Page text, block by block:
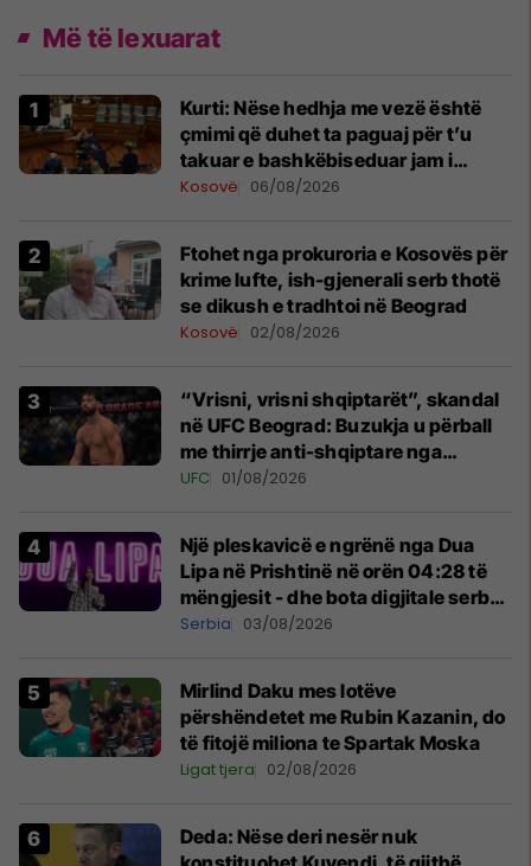
Më të lexuarat
Kurti: Nëse hedhja me vezë është
çmimi që duhet ta paguaj për t’u
takuar e bashkëbiseduar jam i
lumtur ta bëj këtë
Kosovë 06/08/2026
Ftohet nga prokuroria e Kosovës për
krime lufte, ish-gjenerali serb thotë
se dikush e tradhtoi në Beograd
Kosovë 02/08/2026
“Vrisni, vrisni shqiptarët”, skandal
në UFC Beograd: Buzukja u përball
me thirrje anti-shqiptare nga
tribunat
UFC 01/08/2026
Një pleskavicë e ngrënë nga Dua
Lipa në Prishtinë në orën 04:28 të
mëngjesit - dhe bota digjitale serbe
shpall gjendjen e luftës
Serbia 03/08/2026
Mirlind Daku mes lotëve
përshëndetet me Rubin Kazanin, do
të fitojë miliona te Spartak Moska
Ligat tjera 02/08/2026
Deda: Nëse deri nesër nuk